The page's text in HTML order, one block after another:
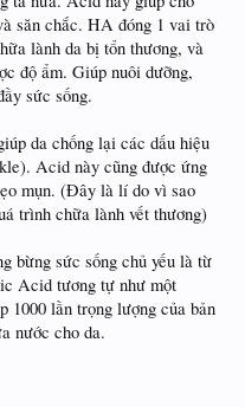
săn chắc. HA đóng 1 vai trò
lành da bị tổn thương, và
độ ẩm. Giúp nuôi dưỡng,
sức sống.
da chống lại các dấu hiệu
Acid này cũng được ứng
mụn. (Đây là lí do vì sao
trình chữa lành vết thương)
bừng sức sống chủ yếu là từ
Acid tương tự như một
1000 lần trọng lượng của bản
nước cho da.